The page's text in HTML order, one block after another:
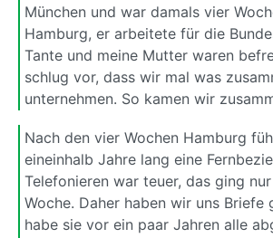
München und war damals vier
Hamburg, er arbeitete für die
Tante und meine Mutter waren
schlug vor, dass wir mal was
unternehmen. So kamen wir
Nach den vier Wochen Hamburg
eineinhalb Jahre lang eine
Telefonieren war teuer, das ging
Woche. Daher haben wir uns Briefe
habe sie vor ein paar Jahren alle